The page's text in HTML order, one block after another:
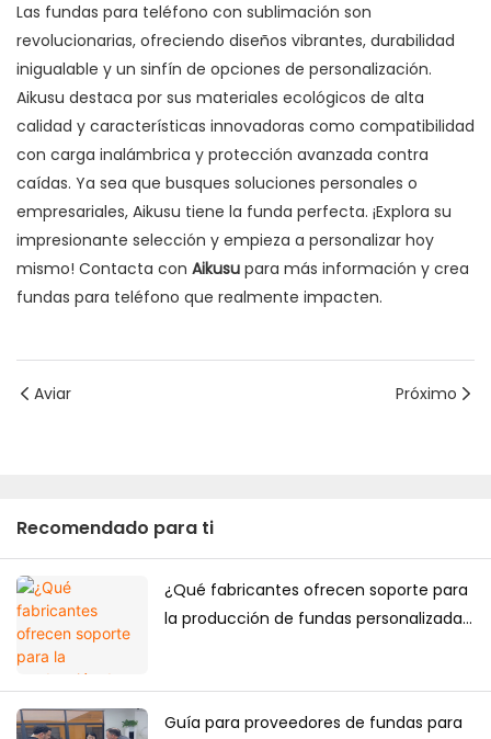
Las fundas para teléfono con sublimación son
revolucionarias, ofreciendo diseños vibrantes, durabilidad
inigualable y un sinfín de opciones de personalización.
Aikusu destaca por sus materiales ecológicos de alta
calidad y características innovadoras como compatibilidad
con carga inalámbrica y protección avanzada contra
caídas. Ya sea que busques soluciones personales o
empresariales, Aikusu tiene la funda perfecta. ¡Explora su
impresionante selección y empieza a personalizar hoy
mismo! Contacta con Aikusu para más información y crea
fundas para teléfono que realmente impacten.
Aviar Próximo
Recomendado para ti
¿Qué fabricantes ofrecen soporte para
la producción de fundas personalizadas
Guía para proveedores de fundas para